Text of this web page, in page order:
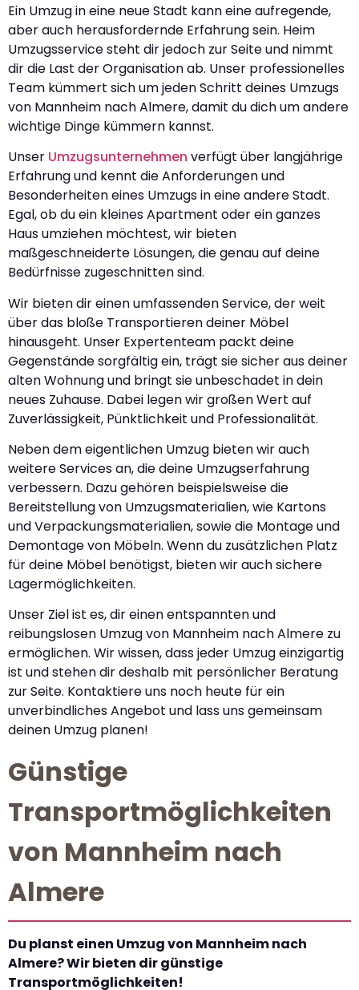
Ein Umzug in eine neue Stadt kann eine aufregende,
aber auch herausfordernde Erfahrung sein. Heim
Umzugsservice steht dir jedoch zur Seite und nimmt
dir die Last der Organisation ab. Unser professionelles
Team kümmert sich um jeden Schritt deines Umzugs
von Mannheim nach Almere, damit du dich um andere
wichtige Dinge kümmern kannst.
Unser Umzugsunternehmen verfügt über langjährige
Erfahrung und kennt die Anforderungen und
Besonderheiten eines Umzugs in eine andere Stadt.
Egal, ob du ein kleines Apartment oder ein ganzes
Haus umziehen möchtest, wir bieten
maßgeschneiderte Lösungen, die genau auf deine
Bedürfnisse zugeschnitten sind.
Wir bieten dir einen umfassenden Service, der weit
über das bloße Transportieren deiner Möbel
hinausgeht. Unser Expertenteam packt deine
Gegenstände sorgfältig ein, trägt sie sicher aus deiner
alten Wohnung und bringt sie unbeschadet in dein
neues Zuhause. Dabei legen wir großen Wert auf
Zuverlässigkeit, Pünktlichkeit und Professionalität.
Neben dem eigentlichen Umzug bieten wir auch
weitere Services an, die deine Umzugserfahrung
verbessern. Dazu gehören beispielsweise die
Bereitstellung von Umzugsmaterialien, wie Kartons
und Verpackungsmaterialien, sowie die Montage und
Demontage von Möbeln. Wenn du zusätzlichen Platz
für deine Möbel benötigst, bieten wir auch sichere
Lagermöglichkeiten.
Unser Ziel ist es, dir einen entspannten und
reibungslosen Umzug von Mannheim nach Almere zu
ermöglichen. Wir wissen, dass jeder Umzug einzigartig
ist und stehen dir deshalb mit persönlicher Beratung
zur Seite. Kontaktiere uns noch heute für ein
unverbindliches Angebot und lass uns gemeinsam
deinen Umzug planen!
Günstige
Transportmöglichkeiten
von Mannheim nach
Almere
Du planst einen Umzug von Mannheim nach
Almere? Wir bieten dir günstige
Transportmöglichkeiten!